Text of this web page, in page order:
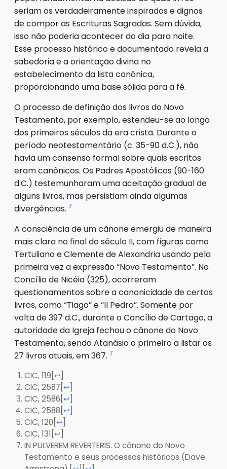
seriam os verdadeiramente inspirados e dignos
de compor as Escrituras Sagradas. Sem dúvida,
isso não poderia acontecer do dia para noite.
Esse processo histórico e documentado revela a
sabedoria e a orientação divina no
estabelecimento da lista canônica,
proporcionando uma base sólida para a fé.
O processo de definição dos livros do Novo
Testamento, por exemplo, estendeu-se ao longo
dos primeiros séculos da era cristã. Durante o
período neotestamentário (c. 35-90 d.C.), não
havia um consenso formal sobre quais escritos
eram canônicos. Os Padres Apostólicos (90-160
d.C.) testemunharam uma aceitação gradual de
alguns livros, mas persistiam ainda algumas
divergências. 7
A consciência de um cânone emergiu de maneira
mais clara no final do século II, com figuras como
Tertuliano e Clemente de Alexandria usando pela
primeira vez a expressão “Novo Testamento”. No
Concílio de Nicéia (325), ocorreram
questionamentos sobre a canonicidade de certos
livros, como “Tiago” e “II Pedro”. Somente por
volta de 397 d.C., durante o Concílio de Cartago, a
autoridade da Igreja fechou o cânone do Novo
Testamento, sendo Atanásio o primeiro a listar os
27 livros atuais, em 367. 7
CIC, 119 ↩
CIC, 2587 ↩
CIC, 2586 ↩
CIC, 2588 ↩
CIC, 120 ↩
CIC, 131 ↩
IN PULVEREM REVERTERIS. O cânone do Novo
Testamento e seus processos históricos (Dave